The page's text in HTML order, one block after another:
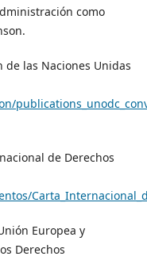
como
de las Naciones Unidas
de Derechos
Europea y
Derechos